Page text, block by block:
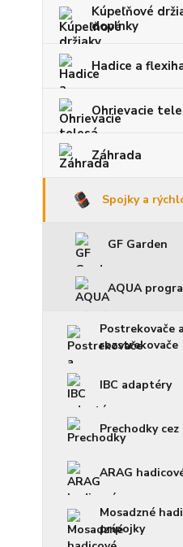
Kúpeľňové
doplnky
Hadice a
Ohrievacie
Záhrada
Spojky a
GF Garden
AQUA
Postrekovače a
rozstrekovače
IBC adaptéry
Prechodky
ARAG
Mosadzné
prípojky